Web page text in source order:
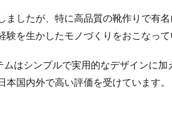
ましたが、特に高品質の靴作りで有
験を生かしたモノづくりをおこなって
はシンプルで実用的なデザインに加
国内外で高い評価を受けています。